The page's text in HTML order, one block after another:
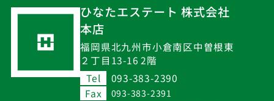
ひなたエステート 株式会社
本店
福岡県北九州市小倉南区中曽根東
２丁目13-16 2階
Tel
093-383-2390
Fax
093-383-2391